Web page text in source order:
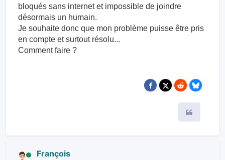
bloqués sans internet et impossible de joindre
désormais un humain.
Je souhaite donc que mon problème puisse être pris
en compte et surtout résolu...
Comment faire ?
François